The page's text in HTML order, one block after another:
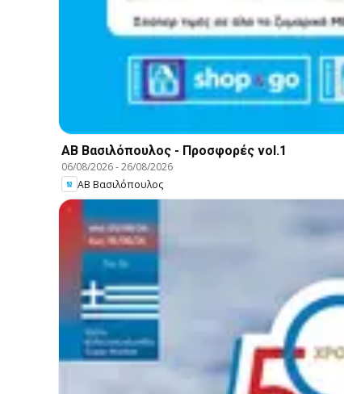
ΑΒ Βασιλόπουλος - Προσφορές vol.1
06/08/2026-26/08/2026
ΑΒ Βασιλόπουλος